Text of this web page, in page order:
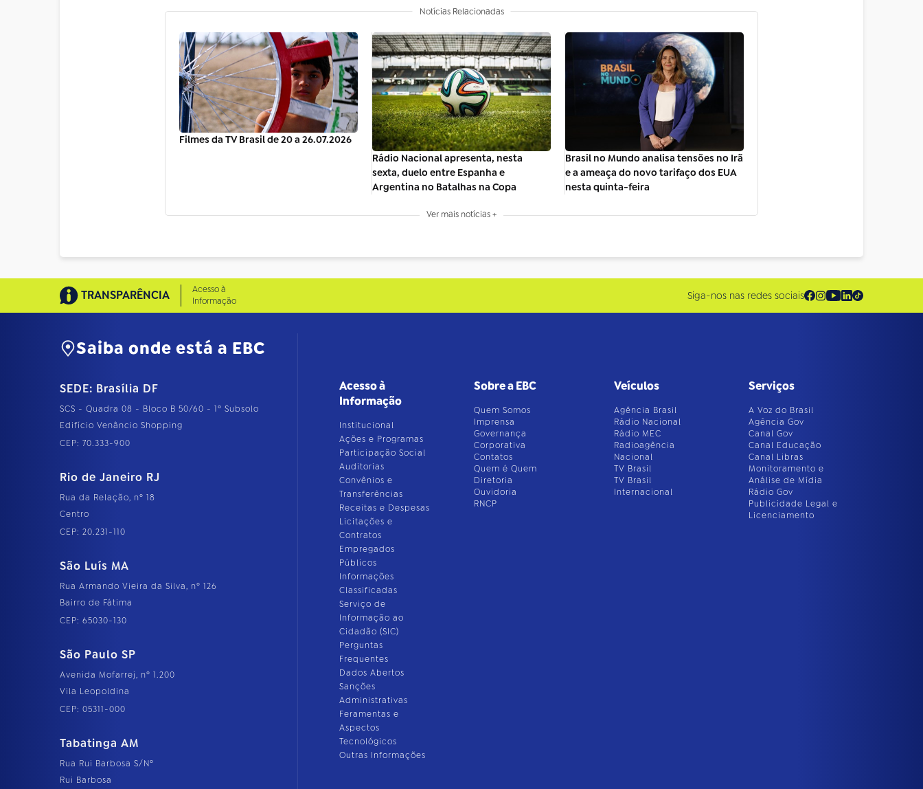
Notícias Relacionadas
Filmes da TV Brasil de 20 a 26.07.2026
Rádio Nacional apresenta, nesta
sexta, duelo entre Espanha e
Argentina no Batalhas na Copa
Brasil no Mundo analisa tensões no Irã
e a ameaça do novo tarifaço dos EUA
nesta quinta-feira
Ver mais notícias +
TRANSPARÊNCIA
Acesso à
Informação
Siga-nos nas redes sociais
Saiba onde está a EBC
SEDE: Brasília DF
SCS - Quadra 08 - Bloco B 50/60 - 1º Subsolo
Edifício Venâncio Shopping
CEP: 70.333-900
Rio de Janeiro RJ
Rua da Relação, nº 18
Centro
CEP: 20.231-110
São Luís MA
Rua Armando Vieira da Silva, nº 126
Bairro de Fátima
CEP: 65030-130
São Paulo SP
Avenida Mofarrej, nº 1.200
Vila Leopoldina
CEP: 05311-000
Tabatinga AM
Rua Rui Barbosa S/Nº
Rui Barbosa
Acesso à
Informação
Institucional
Ações e Programas
Participação Social
Auditorias
Convênios e
Transferências
Receitas e Despesas
Licitações e
Contratos
Empregados
Públicos
Informações
Classificadas
Serviço de
Informação ao
Cidadão (SIC)
Perguntas
Frequentes
Dados Abertos
Sanções
Administrativas
Feramentas e
Aspectos
Tecnológicos
Outras Informações
Sobre a EBC
Quem Somos
Imprensa
Governança
Corporativa
Contatos
Quem é Quem
Diretoria
Ouvidoria
RNCP
Veículos
Agência Brasil
Rádio Nacional
Rádio MEC
Radioagência
Nacional
TV Brasil
TV Brasil
Internacional
Serviços
A Voz do Brasil
Agência Gov
Canal Gov
Canal Educação
Canal Libras
Monitoramento e
Análise de Mídia
Rádio Gov
Publicidade Legal e
Licenciamento